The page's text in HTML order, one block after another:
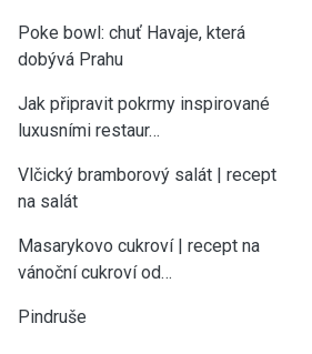
Poke bowl: chuť Havaje, která
dobývá Prahu
Jak připravit pokrmy inspirované
luxusními restaur…
Vlčický bramborový salát | recept
na salát
Masarykovo cukroví | recept na
vánoční cukroví od…
Pindruše